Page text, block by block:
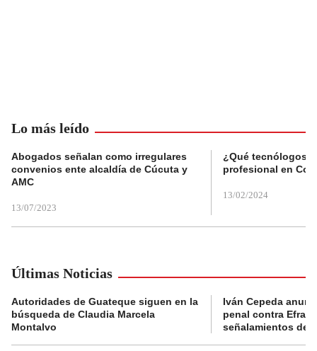
Lo más leído
Abogados señalan como irregulares
convenios ente alcaldía de Cúcuta y
AMC
13/07/2023
¿Qué tecnólogos
profesional en
13/02/2024
Últimas Noticias
Autoridades de Guateque siguen en la
búsqueda de Claudia Marcela
Montalvo
Iván Cepeda
penal contra
señalamientos de